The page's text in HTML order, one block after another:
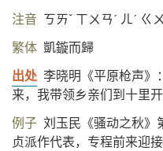
注音 ㄎㄞˇ ㄒㄨㄢˊ ㄦˊ ㄍ
繁体 凱鏇而歸
出处 李晓明《平原枪声》
来，我带领乡亲们到十里
例子 刘玉民《骚动之秋》
贞派作代表，专程前来迎